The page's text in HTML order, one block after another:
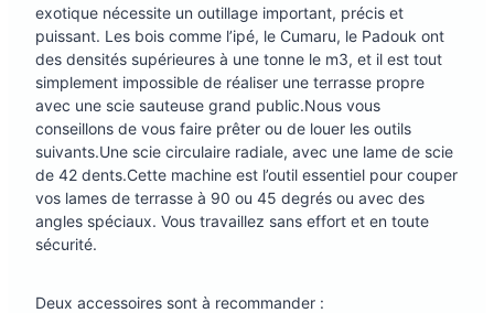
exotique nécessite un outillage important, précis et
puissant. Les bois comme l’ipé, le Cumaru, le Padouk ont
des densités supérieures à une tonne le m3, et il est tout
simplement impossible de réaliser une terrasse propre
avec une scie sauteuse grand public.Nous vous
conseillons de vous faire prêter ou de louer les outils
suivants.Une scie circulaire radiale, avec une lame de scie
de 42 dents.Cette machine est l’outil essentiel pour couper
vos lames de terrasse à 90 ou 45 degrés ou avec des
angles spéciaux. Vous travaillez sans effort et en toute
sécurité.
Deux accessoires sont à recommander :